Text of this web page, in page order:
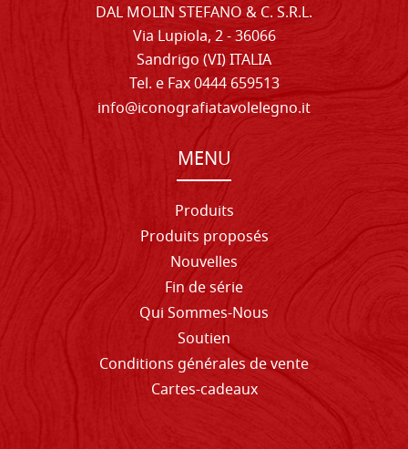
DAL MOLIN STEFANO & C. S.R.L.
Via Lupiola, 2 - 36066
Sandrigo (VI) ITALIA
Tel. e Fax 0444 659513
info@iconografiatavolelegno.it
MENU
Produits
Produits proposés
Nouvelles
Fin de série
Qui Sommes-Nous
Soutien
Conditions générales de vente
Cartes-cadeaux